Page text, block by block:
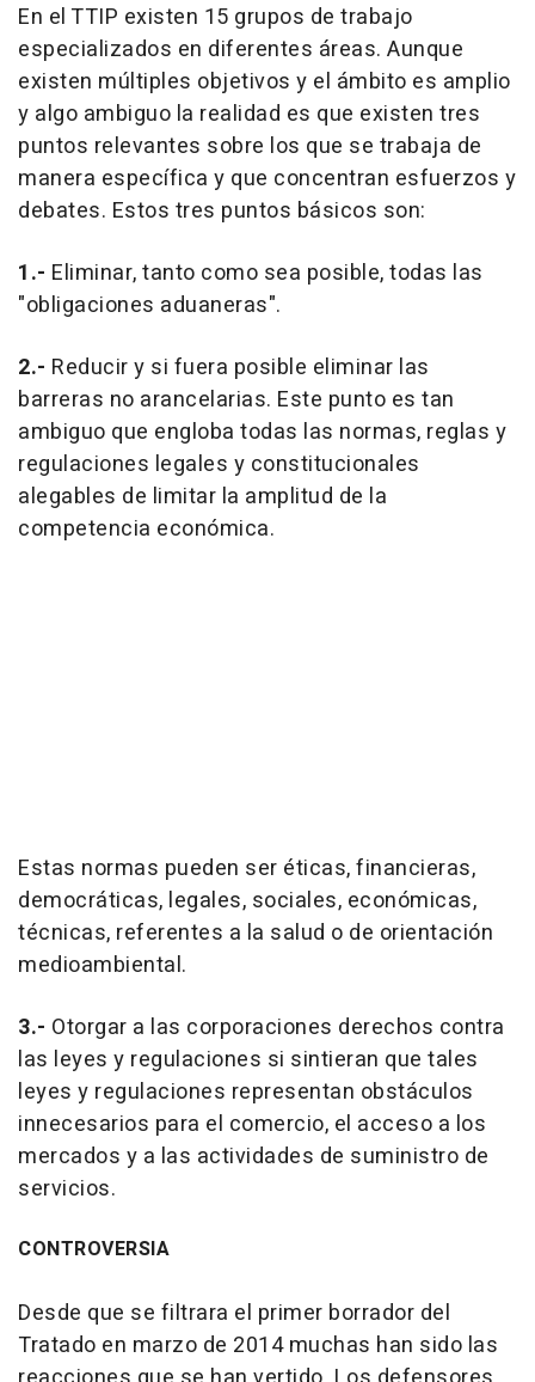
En el TTIP existen 15 grupos de trabajo
especializados en diferentes áreas. Aunque
existen múltiples objetivos y el ámbito es amplio
y algo ambiguo la realidad es que existen tres
puntos relevantes sobre los que se trabaja de
manera específica y que concentran esfuerzos y
debates. Estos tres puntos básicos son:
1.- Eliminar, tanto como sea posible, todas las
"obligaciones aduaneras".
2.- Reducir y si fuera posible eliminar las
barreras no arancelarias. Este punto es tan
ambiguo que engloba todas las normas, reglas y
regulaciones legales y constitucionales
alegables de limitar la amplitud de la
competencia económica.
Estas normas pueden ser éticas, financieras,
democráticas, legales, sociales, económicas,
técnicas, referentes a la salud o de orientación
medioambiental.
3.- Otorgar a las corporaciones derechos contra
las leyes y regulaciones si sintieran que tales
leyes y regulaciones representan obstáculos
innecesarios para el comercio, el acceso a los
mercados y a las actividades de suministro de
servicios.
CONTROVERSIA
Desde que se filtrara el primer borrador del
Tratado en marzo de 2014 muchas han sido las